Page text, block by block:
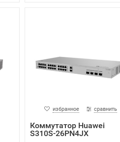
избранное сравнить
Коммутатор Huawei
S310S-26PN4JX